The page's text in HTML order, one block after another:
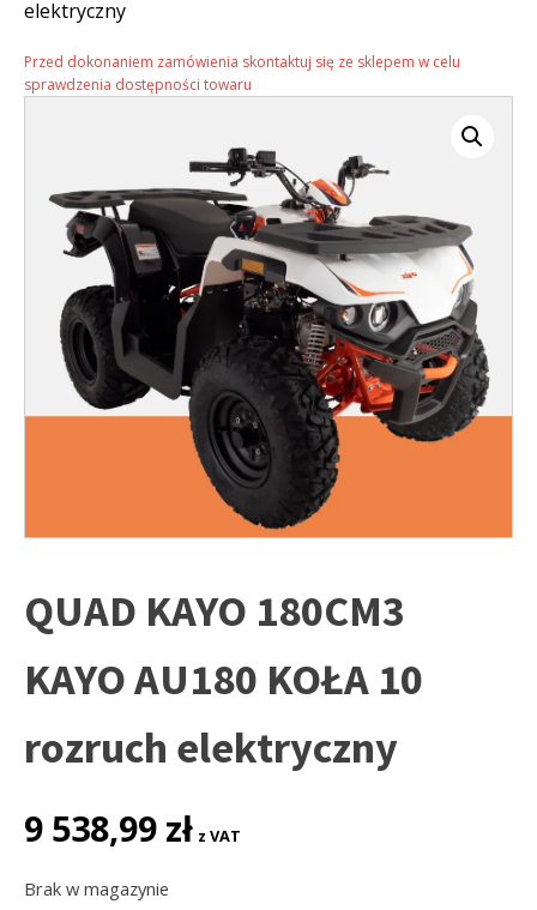
elektryczny
Przed dokonaniem zamówienia skontaktuj się ze sklepem w celu
sprawdzenia dostępności towaru
QUAD KAYO 180CM3
KAYO AU180 KOŁA 10
rozruch elektryczny
9 538,99 zł z VAT
Brak w magazynie